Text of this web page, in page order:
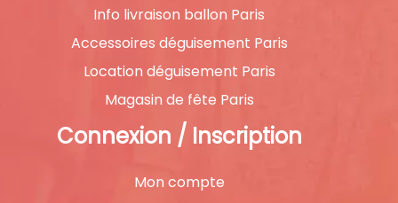
Info livraison ballon Paris
Accessoires déguisement Paris
Location déguisement Paris
Magasin de fête Paris
Connexion / Inscription
Mon compte